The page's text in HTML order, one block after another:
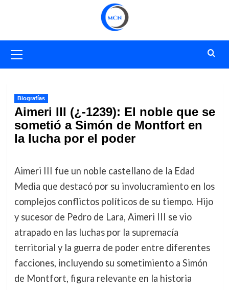
primario
Biografías
Aimeri III (¿-1239): El noble que se
sometió a Simón de Montfort en
la lucha por el poder
Aimeri III fue un noble castellano de la Edad
Media que destacó por su involucramiento en los
complejos conflictos políticos de su tiempo. Hijo
y sucesor de Pedro de Lara, Aimeri III se vio
atrapado en las luchas por la supremacía
territorial y la guerra de poder entre diferentes
facciones, incluyendo su sometimiento a Simón
de Montfort, figura relevante en la historia